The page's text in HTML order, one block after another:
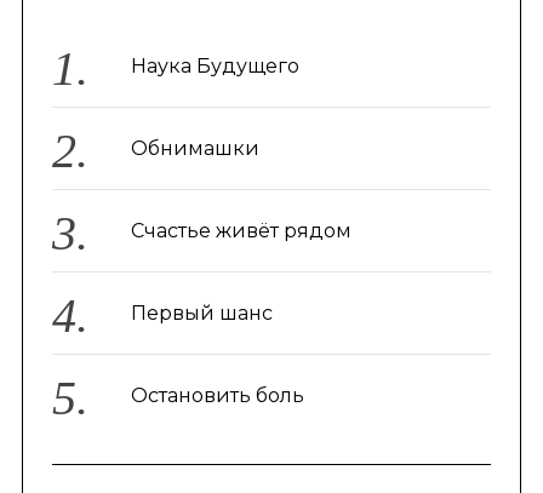
Наука Будущего
Обнимашки
Счастье живёт рядом
Первый шанс
Остановить боль